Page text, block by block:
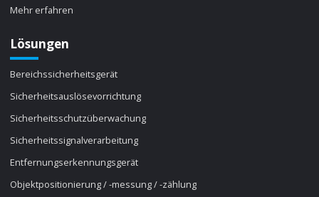
Mehr erfahren
Lösungen
Bereichssicherheitsgerät
Sicherheitsauslösevorrichtung
Sicherheitsschutzüberwachung
Sicherheitssignalverarbeitung
Entfernungserkennungsgerät
Objektpositionierung / -messung / -zählung